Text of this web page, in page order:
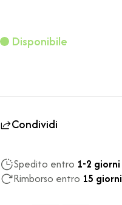
Disponibile
Condividi
Spedito entro 1-2 giorni
Rimborso entro 15 giorni